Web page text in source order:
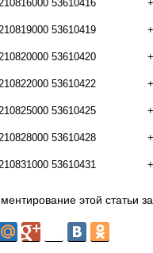
53610416 +
53610419 +
53610420 +
53610422 +
53610425 +
53610428 +
53610431 +
этой статьи